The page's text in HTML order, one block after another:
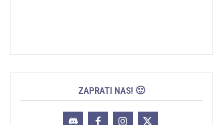
ZAPRATI NAS! 🙂